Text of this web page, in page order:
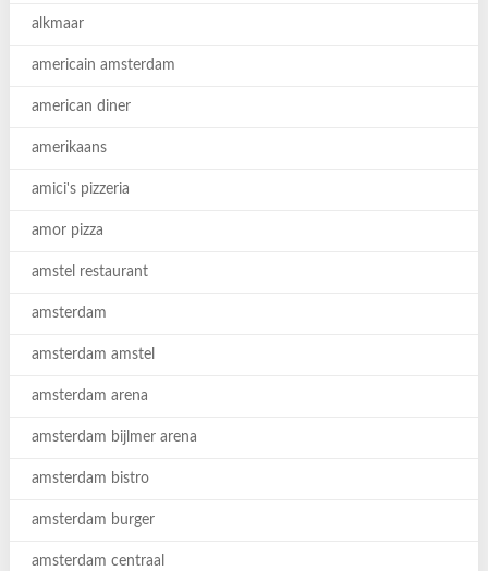
alkmaar
americain amsterdam
american diner
amerikaans
amici's pizzeria
amor pizza
amstel restaurant
amsterdam
amsterdam amstel
amsterdam arena
amsterdam bijlmer arena
amsterdam bistro
amsterdam burger
amsterdam centraal